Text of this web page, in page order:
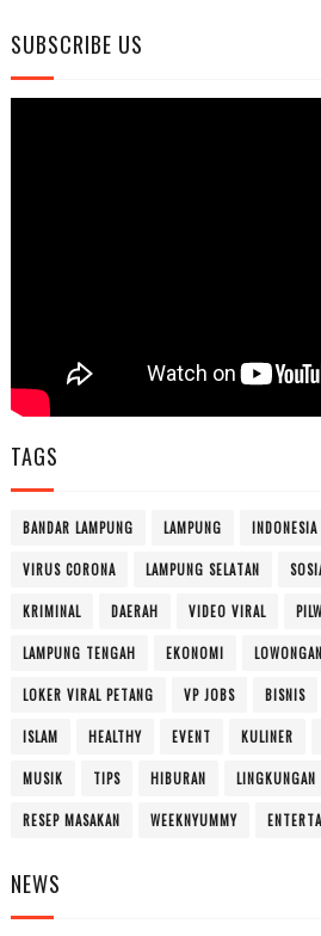
SUBSCRIBE US
TAGS
BANDAR LAMPUNG LAMPUNG INDONESIA
VIRUS CORONA LAMPUNG SELATAN
KRIMINAL DAERAH VIDEO VIRAL
LAMPUNG TENGAH EKONOMI
LOKER VIRAL PETANG VP JOBS BISNIS
ISLAM HEALTHY EVENT KULINER
MUSIK TIPS HIBURAN LINGKUNGAN
RESEP MASAKAN WEEKNYUMMY
NEWS